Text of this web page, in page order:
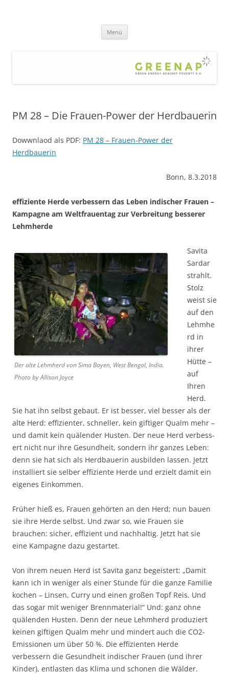
Klimawandel – für eine gerechte, nachhaltige Welt
Menü
PM 28 – Die Frauen-Power der Herdbauerin
Dowwnlaod als PDF: PM 28 – Frauen-Power der
Herdbauerin
Bonn, 8.3.2018
effiziente Herde verbessern das Leben indischer Frauen –
Kampagne am Weltfrauentag zur Verbreitung besserer
Lehmherde
Der alte Lehmherd von Sima Bayen, West Bengal, India.
Photo by Allison Joyce
Savita
Sardar
strahlt.
Stolz
weist sie
auf den
Lehmhe
rd in
ihrer
Hütte –
auf
Ihren
Herd.
Sie hat ihn selbst gebaut. Er ist besser, viel besser als der
alte Herd: effizienter, schneller, kein giftiger Qualm mehr –
und damit kein quälender Husten. Der neue Herd verbess­
ert nicht nur ihre Gesundheit, sondern ihr ganzes Leben:
denn sie hat sich als Herdbauerin ausbilden lassen. Jetzt
installiert sie selber effiziente Herde und erzielt damit ein
eigenes Einkommen.
Früher hieß es, Frauen gehörten an den Herd; nun bauen
sie ihre Herde selbst. Und zwar so, wie Frauen sie
brauchen: sicher, effi­zient und nachhaltig. Jetzt hat sie
eine Kampagne dazu gestartet.
Von ihrem neuen Herd ist Savita ganz begeis­tert: „Damit
kann ich in weniger als einer Stunde für die ganze Familie
kochen – Linsen, Curry und einen großen Topf Reis. Und
das sogar mit weniger Brennmaterial!“ Und: ganz ohne
quälenden Husten. Denn der neue Lehm­herd produ­ziert
keinen giftigen Qualm mehr und mindert auch die CO2-
Emissionen um über 50 %. Die effizienten Herde
verbessern die Gesundheit indischer Frauen (und ihrer
Kinder), entlasten das Klima und schonen die Wälder.